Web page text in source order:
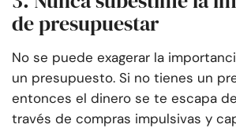
de presupuestar
No se puede exagerar la
un presupuesto. Si no tienes un
entonces el dinero se te escapa
través de compras impulsivas y